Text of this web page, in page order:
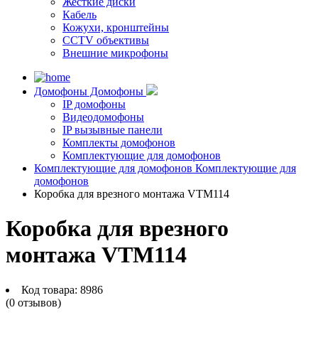
Кабель
Кожухи, кронштейны
CCTV объективы
Внешние микрофоны
Домофоны Домофоны
IP домофоны
Видеодомофоны
IP вызывные панели
Комплекты домофонов
Комплектующие для домофонов
Комплектующие для домофонов Комплектующие для
домофонов
Коробка для врезного монтажа VTM114
Коробка для врезного
монтажа VTM114
Код товара: 8986
(0 отзывов)